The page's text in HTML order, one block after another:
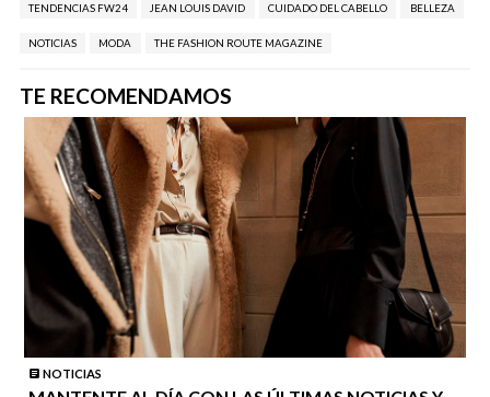
TENDENCIAS FW24 JEAN LOUIS DAVID CUIDADO DEL CABELLO BELLEZA
NOTICIAS MODA THE FASHION ROUTE MAGAZINE
TE RECOMENDAMOS
NOTICIAS